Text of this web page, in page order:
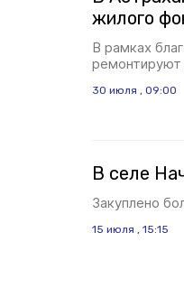
жилого
В рамках
30 июля , 09:00
В селе
Закуплено
15 июля , 15:15